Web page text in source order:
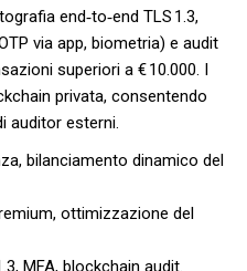
end‑to‑end TLS 1.3,
via app, biometria) e audit
superiori a € 10.000. I
privata, consentendo
auditor esterni.
bilanciamento dinamico del
ottimizzazione del
MFA, blockchain audit.